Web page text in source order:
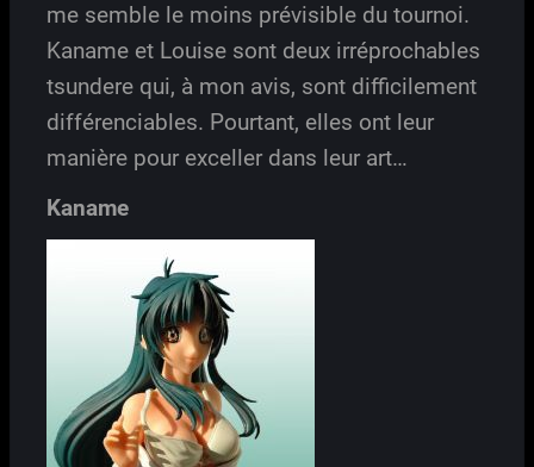
me semble le moins prévisible du tournoi.
Kaname et Louise sont deux irréprochables
tsundere qui, à mon avis, sont difficilement
différenciables. Pourtant, elles ont leur
manière pour exceller dans leur art…
Kaname